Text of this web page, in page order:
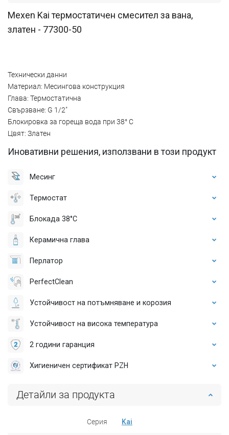
Mexen Kai термостатичен смесител за вана,
златен - 77300-50
Технически данни
Материал: Месингова конструкция
Глава: Термостатична
Свързване: G 1/2"
Блокировка за гореща вода при 38° C
Цвят: Златен
Иновативни решения, използвани в този продукт
Месинг
Термостат
Блокада 38°C
Керамична глава
Перлатор
PerfectClean
Устойчивост на потъмняване и корозия
Устойчивост на висока температура
2 години гаранция
Хигиеничен сертификат PZH
Детайли за продукта
Серия Kai